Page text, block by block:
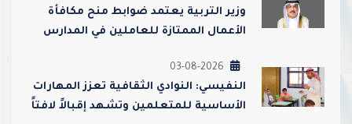
وزير التربية يعتمد ضوابط منح مكافأة
الأعمال الممتازة للعاملين في المدارس
03-08-2026
النفيسي: النوادي الثقافية تعزز المهارات
الأساسية للمتعلمين وتشهد إقبالاً لافتاً